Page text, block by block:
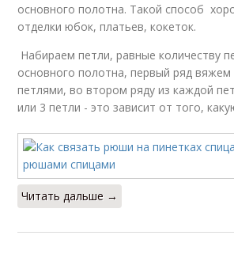
основного полотна. Такой способ
отделки юбок, платьев, кокеток.
Набираем петли, равные количеству
основного полотна, первый ряд
петлями, во втором ряду из каждой
или 3 петли - это зависит от того,
Читать дальше →